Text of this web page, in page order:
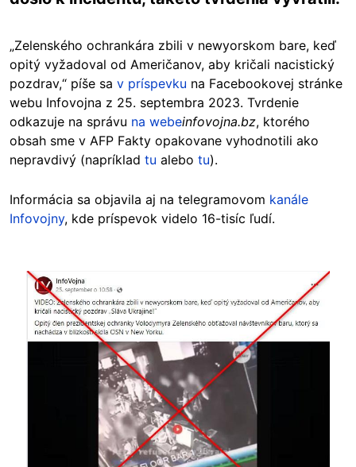
„Zelenského ochrankára zbili v newyorskom bare, keď
opitý vyžadoval od Američanov, aby kričali nacistický
pozdrav,“ píše sa v príspevku na Facebookovej stránke
webu Infovojna z 25. septembra 2023. Tvrdenie
odkazuje na správu na webeinfovojna.bz, ktorého
obsah sme v AFP Fakty opakovane vyhodnotili ako
nepravdivý (napríklad tu alebo tu).
Informácia sa objavila aj na telegramovom kanále
Infovojny, kde príspevok videlo 16-tisíc ľudí.
Image